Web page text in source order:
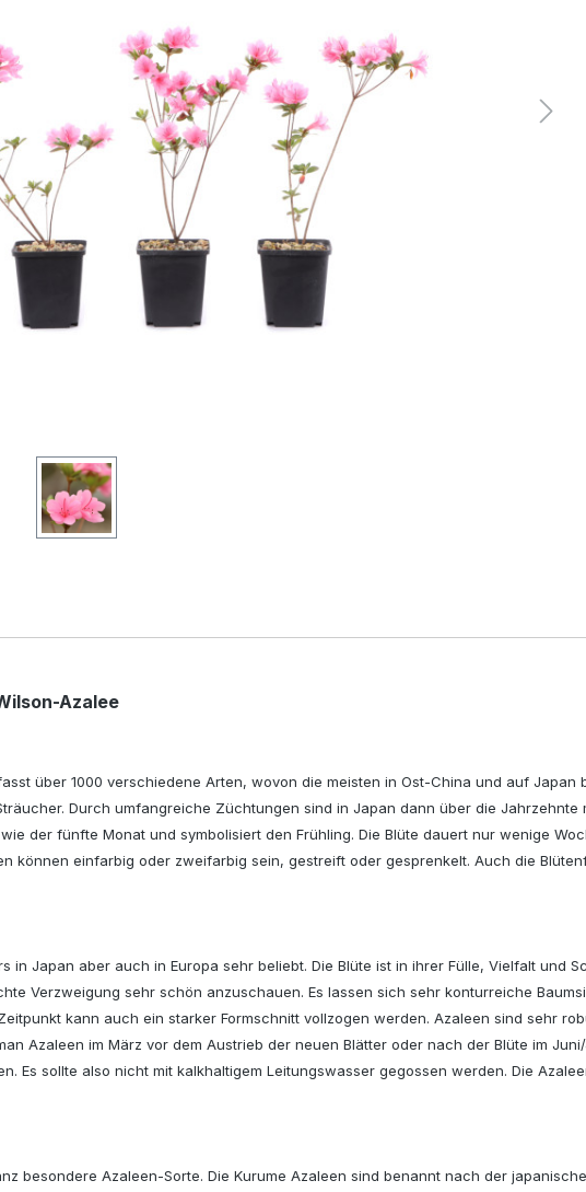
Azalee
über 1000 verschiedene Arten, wovon die meisten in Ost-China und auf
Durch umfangreiche Züchtungen sind in Japan dann über die Jahrzehnte
der fünfte Monat und symbolisiert den Frühling. Die Blüte dauert nur wenige
können einfarbig oder zweifarbig sein, gestreift oder gesprenkelt. Auch die
in Japan aber auch in Europa sehr beliebt. Die Blüte ist in ihrer Fülle, Vielfalt und
Verzweigung sehr schön anzuschauen. Es lassen sich sehr konturreiche
kann auch ein starker Formschnitt vollzogen werden. Azaleen sind sehr
Azaleen im März vor dem Austrieb der neuen Blätter oder nach der Blüte im
Es sollte also nicht mit kalkhaltigem Leitungswasser gegossen werden. Die
besondere Azaleen-Sorte. Die Kurume Azaleen sind benannt nach der